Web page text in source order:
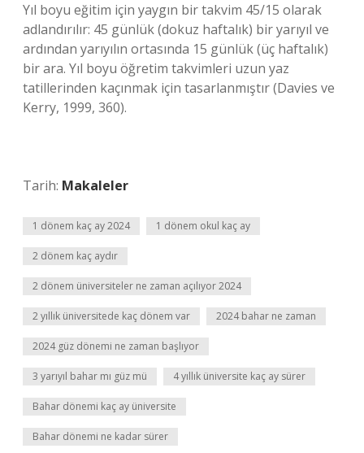
Yıl boyu eğitim için yaygın bir takvim 45/15 olarak
adlandırılır: 45 günlük (dokuz haftalık) bir yarıyıl ve
ardından yarıyılın ortasında 15 günlük (üç haftalık)
bir ara. Yıl boyu öğretim takvimleri uzun yaz
tatillerinden kaçınmak için tasarlanmıştır (Davies ve
Kerry, 1999, 360).
Tarih: Makaleler
1 dönem kaç ay 2024 1 dönem okul kaç ay
2 dönem kaç aydır
2 dönem üniversiteler ne zaman açılıyor 2024
2 yıllık üniversitede kaç dönem var 2024 bahar ne zaman
2024 güz dönemi ne zaman başlıyor
3 yarıyıl bahar mı güz mü 4 yıllık üniversite kaç ay sürer
Bahar dönemi kaç ay üniversite
Bahar dönemi ne kadar sürer